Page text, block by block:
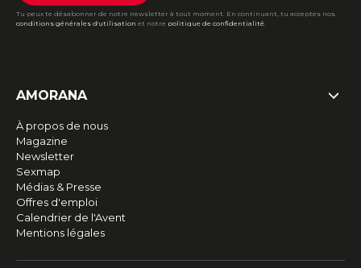
Tu peux te désabonner de notre newsletter à tout moment. En continuant, tu acceptes nos
conditions générales d'utilisation et notre politique de confidentialité.
AMORANA
À propos de nous
Magazine
Newsletter
Sexmap
Médias & Presse
Offres d'emploi
Calendrier de l'Avent
Mentions légales